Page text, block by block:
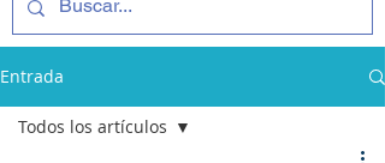
Entrada
Todos los artículos